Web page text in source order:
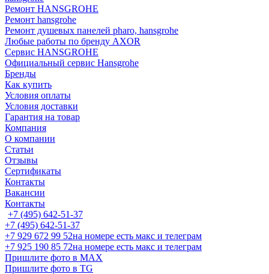
Ремонт HANSGROHE
Ремонт hansgrohe
Ремонт душевых панелей pharo, hansgrohe
Любые работы по бренду AXOR
Сервис HANSGROHE
Официальный сервис Hansgrohe
Бренды
Как купить
Условия оплаты
Условия доставки
Гарантия на товар
Компания
О компании
Статьи
Отзывы
Сертификаты
Контакты
Вакансии
Контакты
+7 (495) 642-51-37
+7 (495) 642-51-37
+7 929 672 99 52на номере есть макс и телеграм
+7 925 190 85 72на номере есть макс и телеграм
Пришлите фото в MAX
Пришлите фото в TG